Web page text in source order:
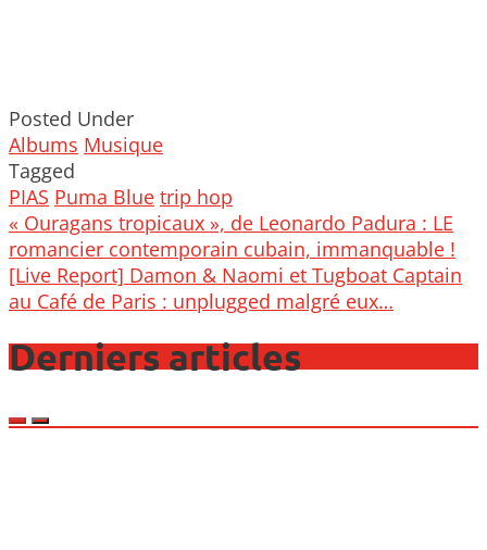
Posted Under
Albums Musique
Tagged
PIAS Puma Blue trip hop
Post
navigation
« Ouragans tropicaux », de Leonardo Padura : LE
romancier contemporain cubain, immanquable !
[Live Report] Damon & Naomi et Tugboat Captain
au Café de Paris : unplugged malgré eux…
Derniers articles